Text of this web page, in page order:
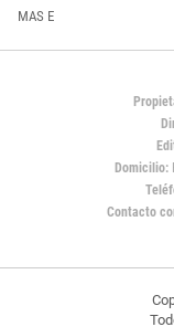
MAS E
Domicilio:
Contacto